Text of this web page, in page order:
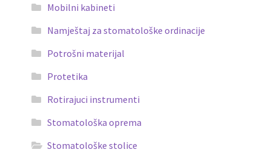
Mobilni kabineti
Namještaj za stomatološke ordinacije
Potrošni materijal
Protetika
Rotirajuci instrumenti
Stomatološka oprema
Stomatološke stolice